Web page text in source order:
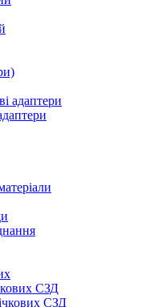
адаптери
СЗД
СЗД